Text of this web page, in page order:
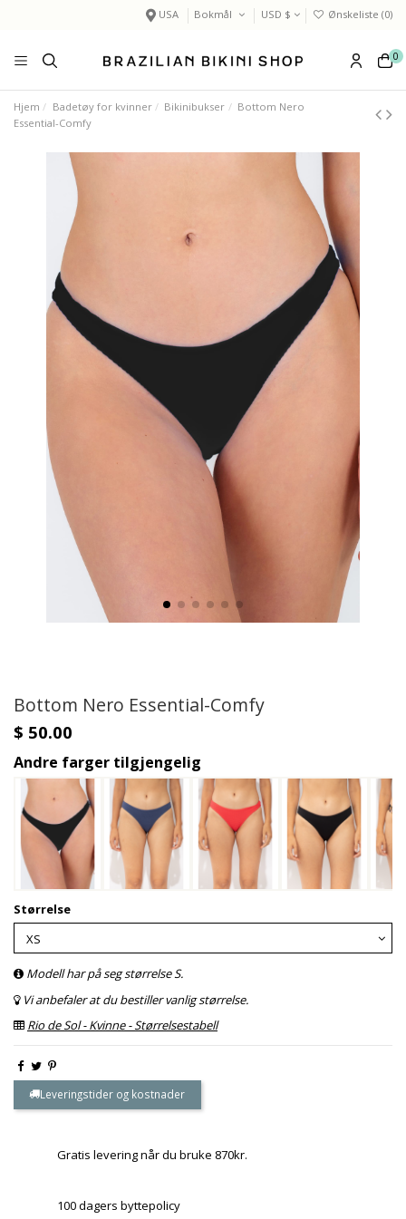
USA Bokmål USD $ Ønskeliste (0)
0
Hjem Badetøy for kvinner Bikinibukser
Bottom Nero
Essential-Comfy
Bottom Nero Essential-Comfy
$ 50.00
Andre farger tilgjengelig
Størrelse
Modell har på seg størrelse S.
Vi anbefaler at du bestiller vanlig størrelse.
Rio de Sol - Kvinne - Størrelsestabell
Leveringstider og kostnader
Gratis levering når du bruke 870kr.
100 dagers byttepolicy